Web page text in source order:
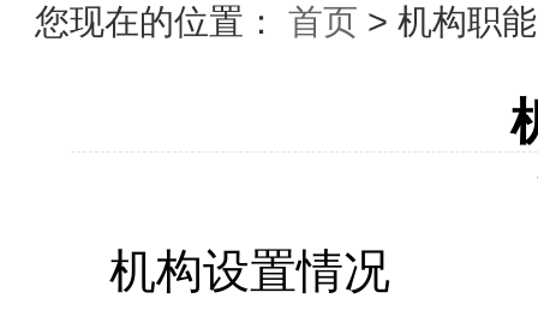
您现在的位置： 首页 > 机构职能
机构设置情况